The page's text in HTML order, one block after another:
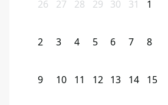
26 27 28 29 30 31 1
2 3 4 5 6 7 8
9 10 11 12 13 14 15